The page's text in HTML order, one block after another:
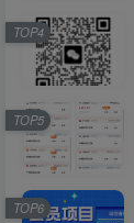
TOP4
TOP5
TOP6